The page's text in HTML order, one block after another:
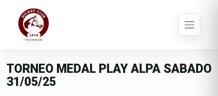
TORNEO MEDAL PLAY ALPA SABADO
31/05/25